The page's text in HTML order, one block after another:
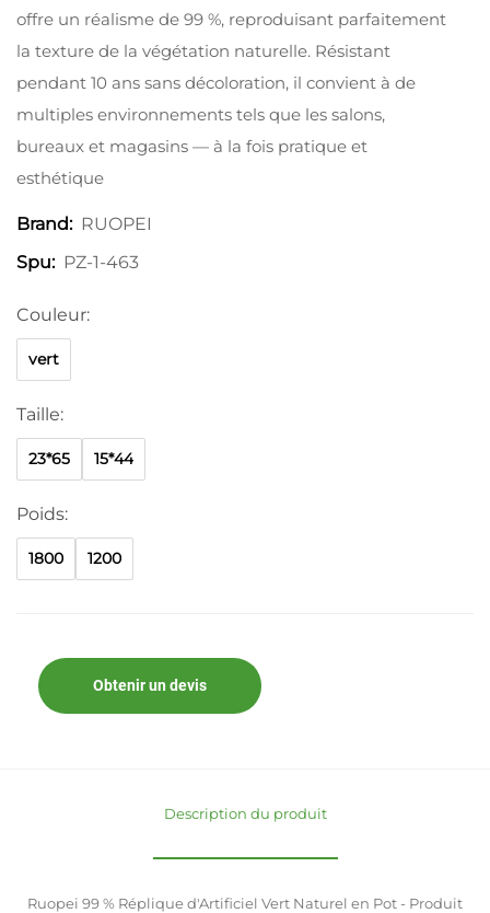
offre un réalisme de 99 %, reproduisant parfaitement
la texture de la végétation naturelle. Résistant
pendant 10 ans sans décoloration, il convient à de
multiples environnements tels que les salons,
bureaux et magasins — à la fois pratique et
esthétique
Brand: RUOPEI
Spu: PZ-1-463
Couleur:
vert
Taille:
23*65 15*44
Poids:
1800 1200
Obtenir un devis
Description du produit
Ruopei 99 % Réplique d'Artificiel Vert Naturel en Pot - Produit